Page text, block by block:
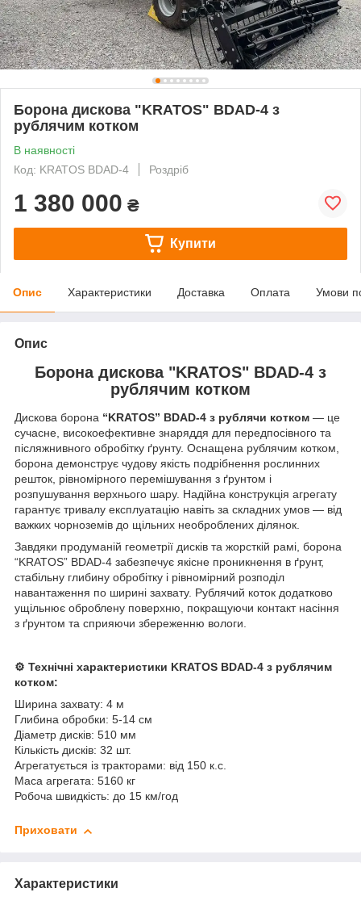
Борона дискова "KRATOS" BDAD-4 з
рублячим котком
В наявності
Код: KRATOS BDAD-4
Роздріб
1 380 000 ₴
Купити
Опис Характеристики Доставка Оплата Умови
Опис
Борона дискова "KRATOS" BDAD-4 з
рублячим котком
Дискова борона “KRATOS” BDAD-4 з рублячи котком — це
сучасне, високоефективне знаряддя для передпосівного та
післяжнивного обробітку ґрунту. Оснащена рублячим котком,
борона демонструє чудову якість подрібнення рослинних
решток, рівномірного перемішування з ґрунтом і
розпушування верхнього шару. Надійна конструкція агрегату
гарантує тривалу експлуатацію навіть за складних умов — від
важких чорноземів до щільних необроблених ділянок.
Завдяки продуманій геометрії дисків та жорсткій рамі, борона
“KRATOS” BDAD-4 забезпечує якісне проникнення в ґрунт,
стабільну глибину обробітку і рівномірний розподіл
навантаження по ширині захвату. Рублячий коток додатково
ущільнює оброблену поверхню, покращуючи контакт насіння
з ґрунтом та сприяючи збереженню вологи.
⚙️ Технічні характеристики KRATOS BDAD-4 з рублячим
котком:
Ширина захвату: 4 м
Глибина обробки: 5-14 см
Діаметр дисків: 510 мм
Кількість дисків: 32 шт.
Агрегатується із тракторами: від 150 к.с.
Маса агрегата: 5160 кг
Робоча швидкість: до 15 км/год
Приховати
Характеристики